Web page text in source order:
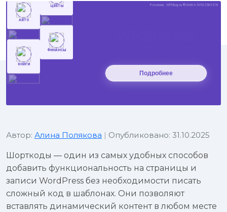
Автор: Алина Полякова | Опубликовано: 31.10.2025
Шорткоды — один из самых удобных способов
добавить функциональность на страницы и
записи WordPress без необходимости писать
сложный код в шаблонах. Они позволяют
вставлять динамический контент в любом месте